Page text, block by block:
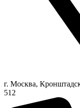
г. Москва,
512